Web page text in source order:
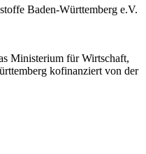
Baden-Württemberg e.V.
Ministerium für Wirtschaft,
kofinanziert von der